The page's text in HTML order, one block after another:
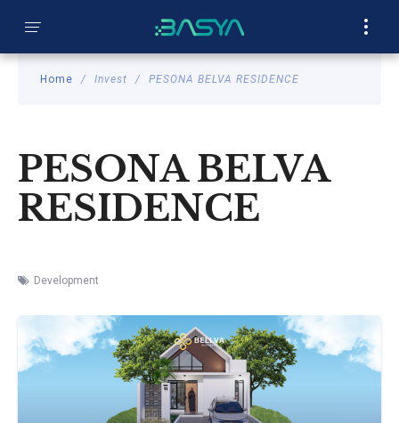
�
Home Invest PESONA BELVA RESIDENCE
PESONA BELVA
RESIDENCE
Development